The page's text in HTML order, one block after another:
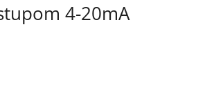
4-20mA